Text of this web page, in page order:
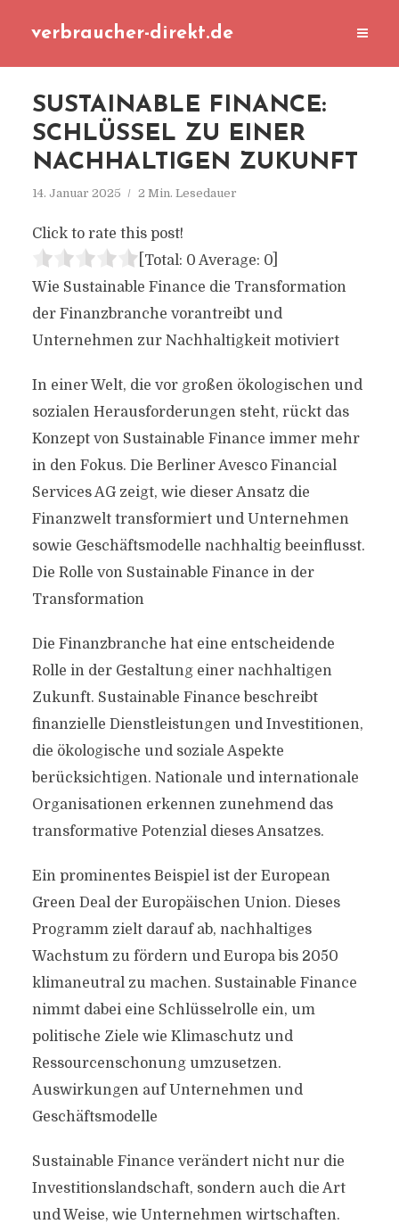
verbraucher-direkt.de
SUSTAINABLE FINANCE:
SCHLÜSSEL ZU EINER
NACHHALTIGEN ZUKUNFT
14. Januar 2025 2 Min. Lesedauer
Click to rate this post!
[Total: 0 Average: 0]
Wie Sustainable Finance die Transformation
der Finanzbranche vorantreibt und
Unternehmen zur Nachhaltigkeit motiviert
In einer Welt, die vor großen ökologischen und
sozialen Herausforderungen steht, rückt das
Konzept von Sustainable Finance immer mehr
in den Fokus. Die Berliner Avesco Financial
Services AG zeigt, wie dieser Ansatz die
Finanzwelt transformiert und Unternehmen
sowie Geschäftsmodelle nachhaltig beeinflusst.
Die Rolle von Sustainable Finance in der
Transformation
Die Finanzbranche hat eine entscheidende
Rolle in der Gestaltung einer nachhaltigen
Zukunft. Sustainable Finance beschreibt
finanzielle Dienstleistungen und Investitionen,
die ökologische und soziale Aspekte
berücksichtigen. Nationale und internationale
Organisationen erkennen zunehmend das
transformative Potenzial dieses Ansatzes.
Ein prominentes Beispiel ist der European
Green Deal der Europäischen Union. Dieses
Programm zielt darauf ab, nachhaltiges
Wachstum zu fördern und Europa bis 2050
klimaneutral zu machen. Sustainable Finance
nimmt dabei eine Schlüsselrolle ein, um
politische Ziele wie Klimaschutz und
Ressourcenschonung umzusetzen.
Auswirkungen auf Unternehmen und
Geschäftsmodelle
Sustainable Finance verändert nicht nur die
Investitionslandschaft, sondern auch die Art
und Weise, wie Unternehmen wirtschaften.